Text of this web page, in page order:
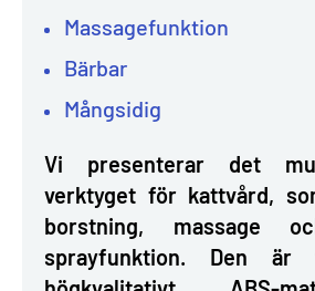
Massagefunktion
Bärbar
Mångsidig
Vi presenterar det
verktyget för kattvård,
borstning, massage
sprayfunktion. Den är